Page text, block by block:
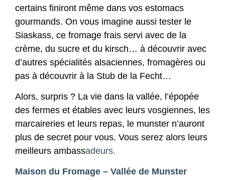
certains finiront même dans vos estomacs
gourmands. On vous imagine aussi tester le
Siaskass, ce fromage frais servi avec de la
crème, du sucre et du kirsch… à découvrir avec
d’autres spécialités alsaciennes, fromagères ou
pas à découvrir à la Stub de la Fecht…
Alors, surpris ? La vie dans la vallée, l’épopée
des fermes et étables avec leurs vosgiennes, les
marcaireries et leurs repas, le munster n’auront
plus de secret pour vous. Vous serez alors leurs
meilleurs ambassadeurs.
Maison du Fromage – Vallée de Munster